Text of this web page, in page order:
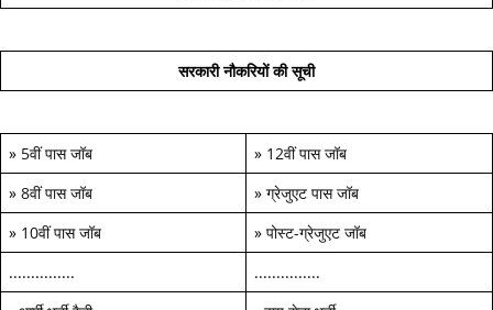
सरकारी नौकरियों की सूची
» 5वीं पास जॉब » 12वीं पास जॉब
» 8वीं पास जॉब » ग्रेजुएट पास जॉब
» 10वीं पास जॉब » पोस्ट-ग्रेजुएट जॉब
...............
...............